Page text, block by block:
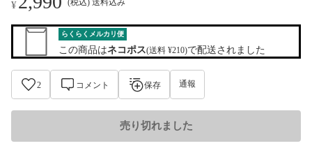
¥
らくらくメルカリ便
この商品はネコポス(送料 ¥210)で配送されました
2 コメント 保存 通報
売り切れました